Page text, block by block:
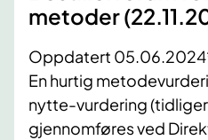
metoder
Oppdatert
En hurtig
nytte-vurdering
gjennomføres ved